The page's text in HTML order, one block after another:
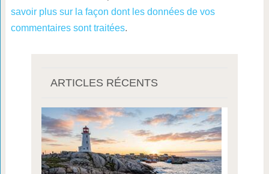
savoir plus sur la façon dont les données de vos
commentaires sont traitées.
ARTICLES RÉCENTS